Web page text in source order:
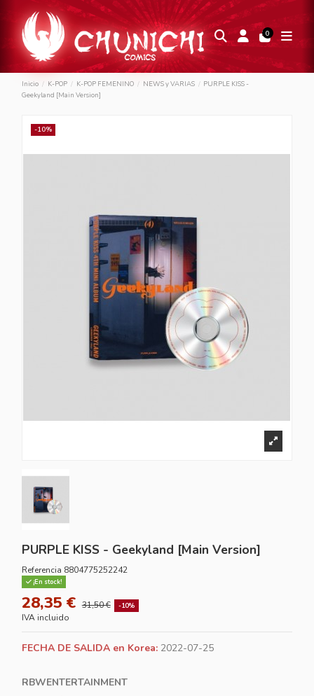
0
Inicio K-POP K-POP FEMENINO NEWS y VARIAS
PURPLE KISS -
Geekyland [Main Version]
-10%
PURPLE KISS - Geekyland [Main Version]
Referencia 8804775252242
¡En stock!
28,35 € 31,50 € -10%
IVA incluido
FECHA DE SALIDA en Korea: 2022-07-25
RBWENTERTAINMENT